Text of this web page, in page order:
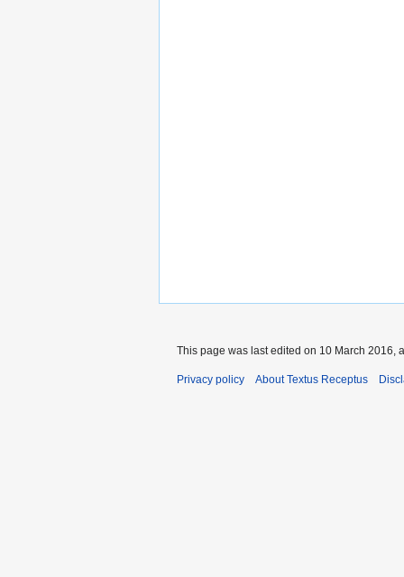
This page was last edited on 10 March 2016,
Privacy policy About Textus Receptus